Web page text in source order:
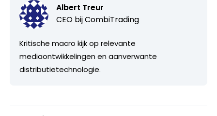
Albert Treur
CEO bijCombiTrading
Kritische macro kijk op relevante
mediaontwikkelingen en aanverwante
distributietechnologie.